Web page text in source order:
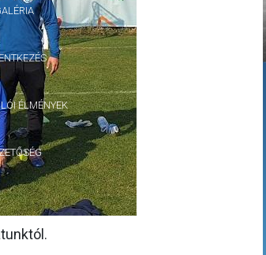
ÉLMÉNYEK